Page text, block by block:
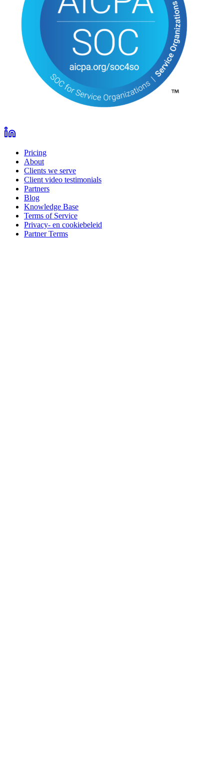
Pricing
About
Clients we serve
Client video testimonials
Partners
Blog
Knowledge Base
Terms of Service
Privacy- en cookiebeleid
Partner Terms